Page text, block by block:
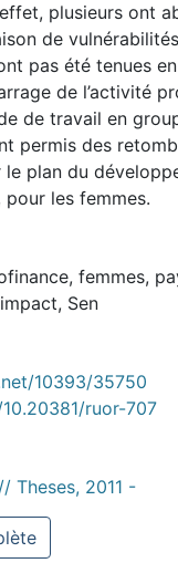
plusieurs ont
de
pas été tenues
de l’activité
de travail en
permis des
le plan du
les femmes.
, femmes,
impact, Sen
10393/35750
ruor-707
Theses, 2011 -